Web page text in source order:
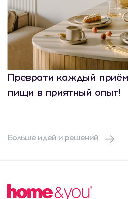
Преврати каждый приём
пищи в приятный опыт!
Больше идей и решений